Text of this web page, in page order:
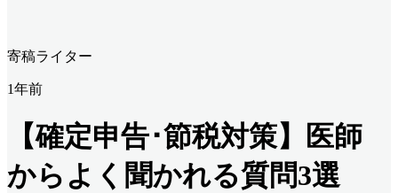
寄稿ライター
1年前
【確定申告･節税対策】医師
からよく聞かれる質問3選